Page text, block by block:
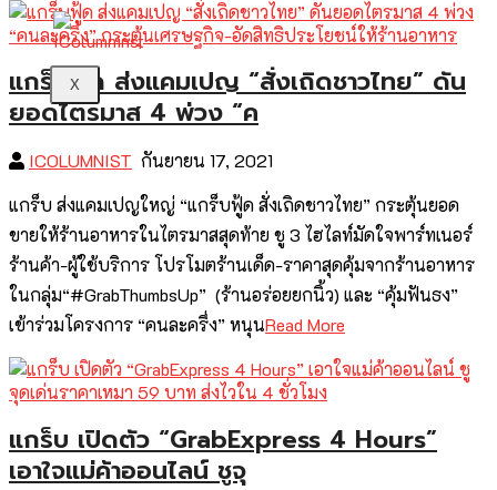
X
แกร็บฟู้ด ส่งแคมเปญ “สั่งเถิดชาวไทย” ดัน
ยอดไตรมาส 4 พ่วง “ค
ICOLUMNIST กันยายน 17, 2021
แกร็บ ส่งแคมเปญใหญ่ “แกร็บฟู้ด สั่งเถิดชาวไทย” กระตุ้นยอด
ขายให้ร้านอาหารในไตรมาสสุดท้าย ชู 3 ไฮไลท์มัดใจพาร์ทเนอร์
ร้านค้า-ผู้ใช้บริการ โปรโมตร้านเด็ด-ราคาสุดคุ้มจากร้านอาหาร
ในกลุ่ม“#GrabThumbsUp” (ร้านอร่อยยกนิ้ว) และ “คุ้มฟันธง”
เข้าร่วมโครงการ “คนละครึ่ง” หนุนRead More
แกร็บ เปิดตัว “GrabExpress 4 Hours”
เอาใจแม่ค้าออนไลน์ ชูจุ